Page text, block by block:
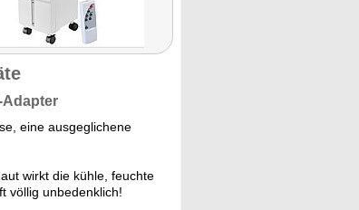
Adapter
eine ausgeglichene
wirkt die kühle, feuchte
völlig unbedenklich!